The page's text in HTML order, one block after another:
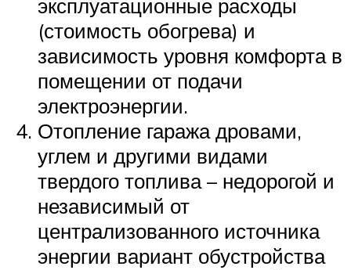
эксплуатационные расходы
(стоимость обогрева) и
зависимость уровня комфорта в
помещении от подачи
электроэнергии.
Отопление гаража дровами,
углем и другими видами
твердого топлива – недорогой и
независимый от
централизованного источника
энергии вариант обустройства